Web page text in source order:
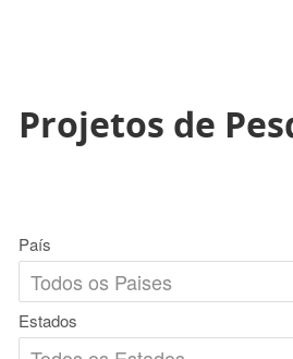
Projetos de
País
Estados